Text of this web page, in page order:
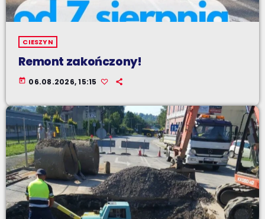
CIESZYN
Remont zakończony!
today 06.08.2026, 15:15